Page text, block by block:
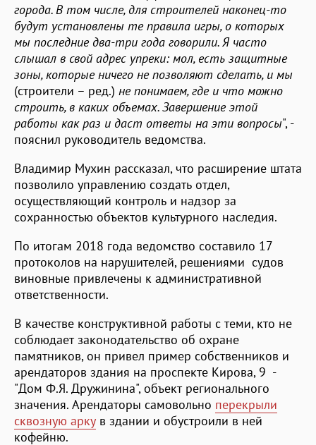
города. В том числе, для строителей наконец-то
будут установлены те правила игры, о которых
мы последние два-три года говорили. Я часто
слышал в свой адрес упреки: мол, есть защитные
зоны, которые ничего не позволяют сделать, и мы
(строители – ред.) не понимаем, где и что можно
строить, в каких объемах. Завершение этой
работы как раз и даст ответы на эти вопросы", -
пояснил руководитель ведомства.
Владимир Мухин рассказал, что расширение штата
позволило управлению создать отдел,
осуществляющий контроль и надзор за
сохранностью объектов культурного наследия.
По итогам 2018 года ведомство составило 17
протоколов на нарушителей, решениями судов
виновные привлечены к административной
ответственности.
В качестве конструктивной работы с теми, кто не
соблюдает законодательство об охране
памятников, он привел пример собственников и
арендаторов здания на проспекте Кирова, 9 -
"Дом Ф.Я. Дружинина", объект регионального
значения. Арендаторы самовольно перекрыли
сквозную арку в здании и обустроили в ней
кофейню.